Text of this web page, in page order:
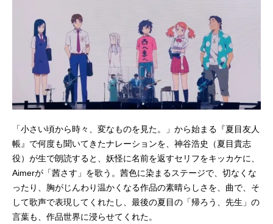
「小さい頃から時々、変なものを見た。」から始まる『夏目友人
帳』で何度も聞いてきたナレーションを、神谷浩史（夏目貴志
役）が生で朗読すると、妖怪に名前を返すセリフをキッカケに、
Aimerが「茜さす」を歌う。茜色に染まるステージで、切なくな
ったり、胸がじんわり温かくなる作品の素晴らしさを、曲で、そ
して歌声で表現してくれたし、最後の夏目の「帰ろう、先生」の
言葉も、作品世界に浸らせてくれた。